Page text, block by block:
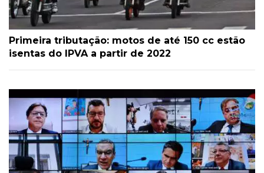
Primeira tributação: motos de até 150 cc estão
isentas do IPVA a partir de 2022